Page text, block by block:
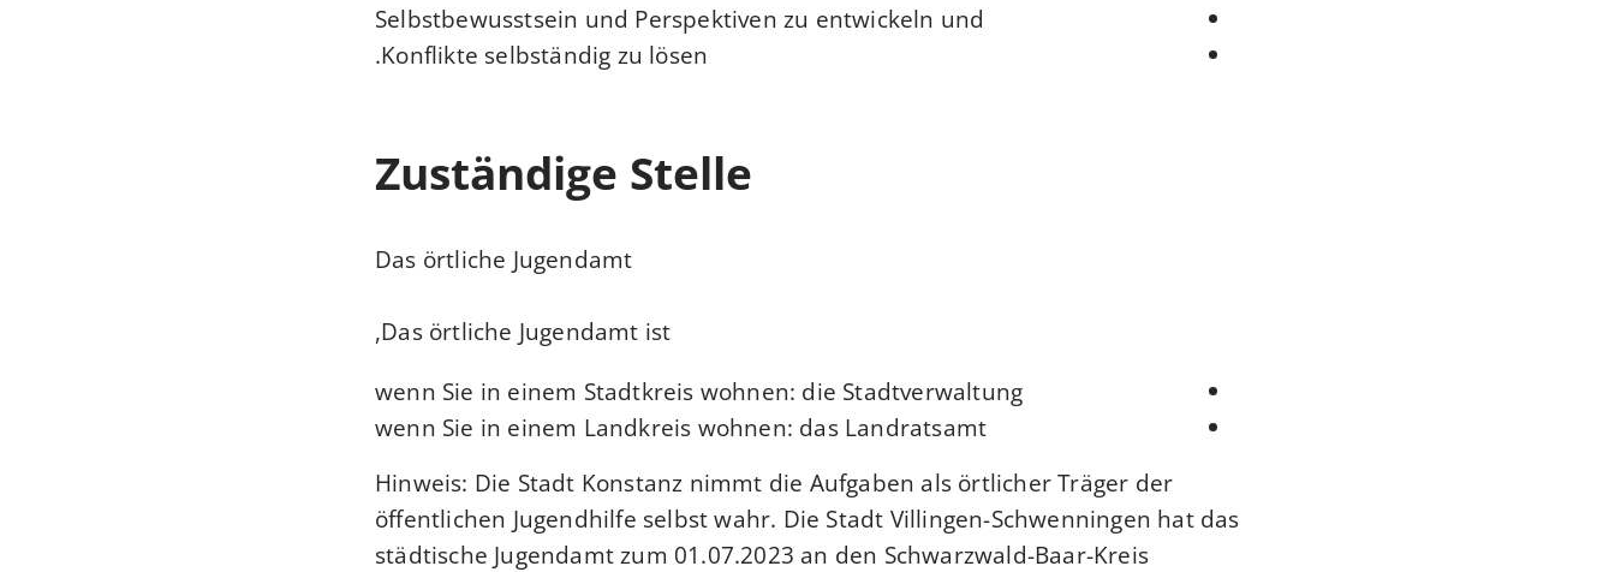
Selbstbewusstsein und Perspektiven zu entwickeln und
Konflikte selbständig zu lösen.
Zuständige Stelle
Das örtliche Jugendamt
Das örtliche Jugendamt ist,
wenn Sie in einem Stadtkreis wohnen: die Stadtverwaltung
wenn Sie in einem Landkreis wohnen: das Landratsamt
Hinweis: Die Stadt Konstanz nimmt die Aufgaben als örtlicher Träger der
öffentlichen Jugendhilfe selbst wahr. Die Stadt Villingen-Schwenningen hat das
städtische Jugendamt zum 01.07.2023 an den Schwarzwald-Baar-Kreis